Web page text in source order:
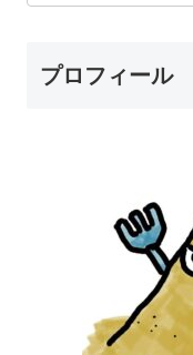
プロフィール